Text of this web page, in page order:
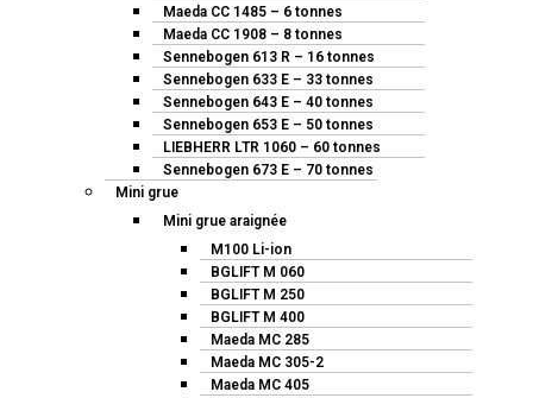
Maeda CC 1485 – 6 tonnes
Maeda CC 1908 – 8 tonnes
Sennebogen 613 R – 16 tonnes
Sennebogen 633 E – 33 tonnes
Sennebogen 643 E – 40 tonnes
Sennebogen 653 E – 50 tonnes
LIEBHERR LTR 1060 – 60 tonnes
Sennebogen 673 E – 70 tonnes
Mini grue
Mini grue araignée
M100 Li-ion
BGLIFT M 060
BGLIFT M 250
BGLIFT M 400
Maeda MC 285
Maeda MC 305-2
Maeda MC 405